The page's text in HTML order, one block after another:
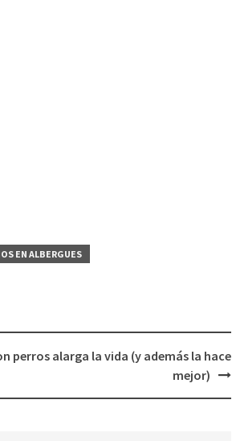
EN ALBERGUES
perros alarga la vida (y además la hace
mejor)